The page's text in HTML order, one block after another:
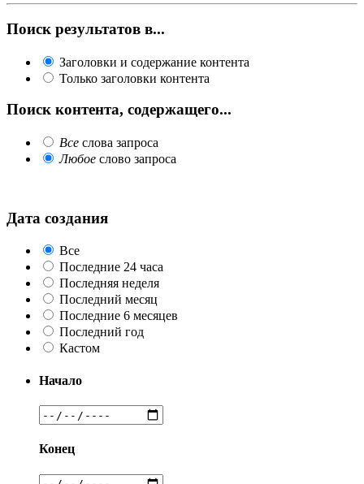
Поиск результатов в...
Заголовки и содержание контента
Только заголовки контента
Поиск контента, содержащего...
Все слова запроса
Любое слово запроса
Дата создания
Все
Последние 24 часа
Последняя неделя
Последний месяц
Последние 6 месяцев
Последний год
Кастом
Начало
Конец